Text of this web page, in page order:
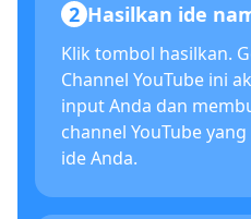
2 Hasilkan ide
Klik tombol hasilkan.
Channel YouTube ini
input Anda dan
channel YouTube
ide Anda.